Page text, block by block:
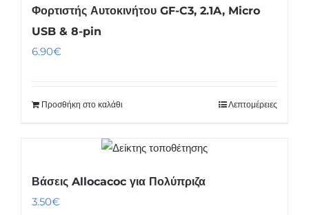
Φορτιστής Αυτοκινήτου GF-C3, 2.1A, Micro
USB & 8-pin
6.90€
Προσθήκη στο καλάθι Λεπτομέρειες
Βάσεις Allocacoc για Πολύπριζα
3.50€